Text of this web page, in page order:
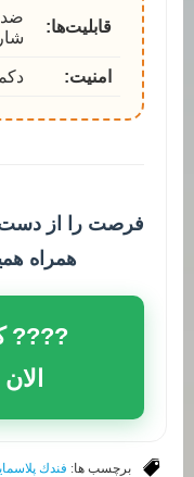
قابلیت‌ها:
ضد
امنیت:
فرصت را از دست
همراه
????
برچسب ها: فندك